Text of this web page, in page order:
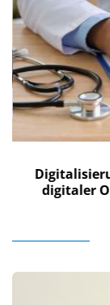
digitaler